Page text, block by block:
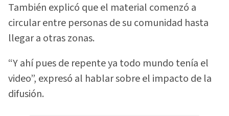
También explicó que el material comenzó a
circular entre personas de su comunidad hasta
llegar a otras zonas.
“Y ahí pues de repente ya todo mundo tenía el
video”, expresó al hablar sobre el impacto de la
difusión.